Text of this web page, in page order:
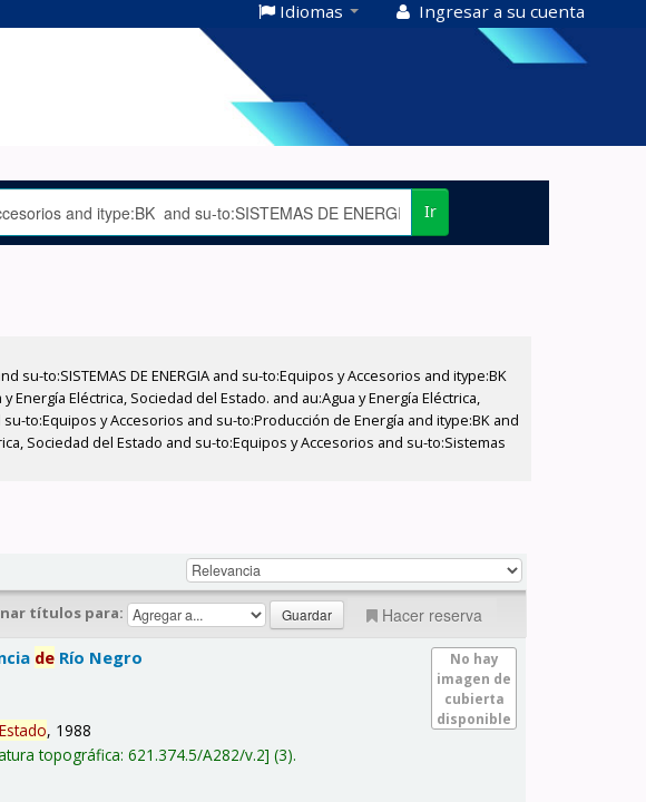
Idiomas Ingresar a su cuenta
Ir
to:SISTEMAS DE ENERGIA and su-to:Equipos y Accesorios and itype:BK
Eléctrica, Sociedad del Estado. and au:Agua y Energía Eléctrica,
to:Equipos y Accesorios and su-to:Producción de Energía and itype:BK and
Sociedad del Estado and su-to:Equipos y Accesorios and su-to:Sistemas
títulos para: Hacer reserva
No hay
imagen de
cubierta
disponible
de Río Negro
Estado, 1988
topográfica:621.374.5/A282/v.2 (3).